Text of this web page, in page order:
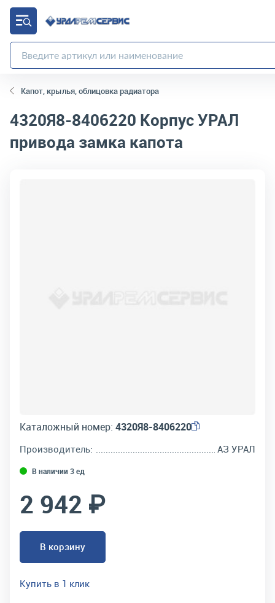
Капот, крылья, облицовка радиатора
4320Я8-8406220 Корпус УРАЛ
привода замка капота
Каталожный номер: 4320Я8-8406220
Производитель: АЗ УРАЛ
В наличии 3 ед
2 942 ₽
В корзину
Купить в 1 клик